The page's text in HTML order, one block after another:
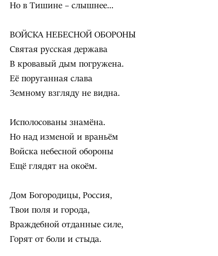
Но в Тишине – слышнее…
ВОЙСКА НЕБЕСНОЙ ОБОРОНЫ
Святая русская держава
В кровавый дым погружена.
Её поруганная слава
Земному взгляду не видна.
Исполосованы знамёна.
Но над изменой и враньём
Войска небесной обороны
Ещё глядят на окоём.
Дом Богородицы, Россия,
Твои поля и города,
Враждебной отданные силе,
Горят от боли и стыда.